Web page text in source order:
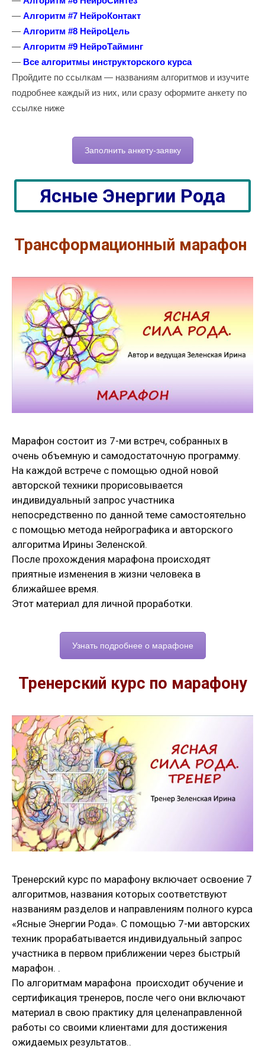
— Алгоритм #7 НейроКонтакт
— Алгоритм #8 НейроЦель
— Алгоритм #9 НейроТайминг
— Все алгоритмы инструкторского курса
Пройдите по ссылкам — названиям алгоритмов и изучите
подробнее каждый из них, или сразу оформите анкету по
ссылке ниже
Заполнить анкету-заявку
Ясные Энергии Рода
Трансформационный марафон
Марафон состоит из 7-ми встреч, собранных в
очень объемную и самодостаточную программу.
На каждой встрече с помощью одной новой
авторской техники прорисовывается
индивидуальный запрос участника
непосредственно по данной теме самостоятельно
с помощью метода нейрографика и авторского
алгоритма Ирины Зеленской.
После прохождения марафона происходят
приятные изменения в жизни человека в
ближайшее время.
Этот материал для личной проработки.
Узнать подробнее о марафоне
Тренерский курс по марафону
Тренерский курс по марафону включает освоение 7
алгоритмов, названия которых соответствуют
названиям разделов и направлениям полного курса
«Ясные Энергии Рода». С помощью 7-ми авторских
техник прорабатывается индивидуальный запрос
участника в первом приближении через быстрый
марафон. .
По алгоритмам марафона происходит обучение и
сертификация тренеров, после чего они включают
материал в свою практику для целенаправленной
работы со своими клиентами для достижения
ожидаемых результатов..